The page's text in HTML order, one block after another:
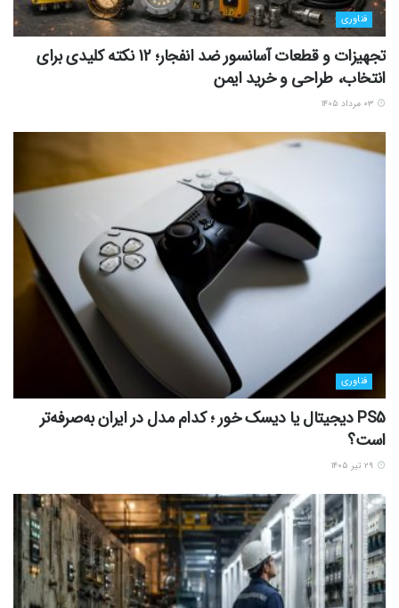
فناوری
تجهیزات و قطعات آسانسور ضد انفجار؛ 12 نکته کلیدی برای
انتخاب، طراحی و خرید ایمن
فناوری
PS5 دیجیتال یا دیسک خور ؛ کدام مدل در ایران به‌صرفه‌تر
است؟